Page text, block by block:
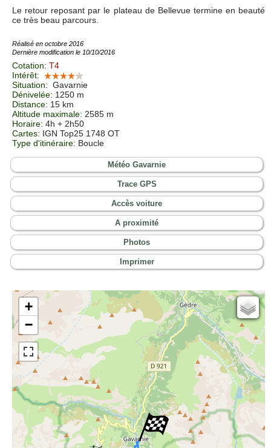
Le retour reposant par le plateau de Bellevue termine en beauté
ce très beau parcours.
Réalisé en octobre 2016
Dernière modification le 10/10/2016
Cotation: T4
Intérêt:
Situation: Gavarnie
Dénivelée: 1250 m
Distance: 15 km
Altitude maximale: 2585 m
Horaire: 4h + 2h50
Cartes: IGN Top25 1748 OT
Type d'itinéraire: Boucle
Météo Gavarnie
Trace GPS
Accès voiture
A proximité
Photos
Imprimer
+
−
Cartes IGN
Open Topo Map
Open Street Map
ESRI Word Imagery
Photographies aériennes